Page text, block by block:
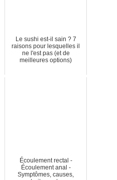
Le sushi est-il sain ? 7
raisons pour lesquelles il
ne l'est pas (et de
meilleures options)
Écoulement rectal -
Écoulement anal -
Symptômes, causes,